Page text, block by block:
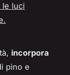
le luci
incorpora
pino e